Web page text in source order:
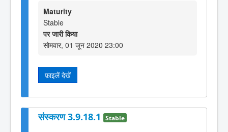
Maturity
Stable
पर जारी किया
सोमवार, 01 जून 2020 23:00
फ़ाइलें देखें
संस्करण 3.9.18.1 Stable